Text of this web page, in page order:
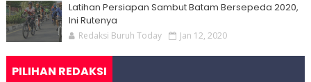
Latihan Persiapan Sambut Batam Bersepeda 2020,
Ini Rutenya
Redaksi Buruh Today Jan 12, 2020
PILIHAN REDAKSI